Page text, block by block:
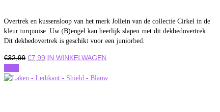
Overtrek en kussensloop van het merk Jollein van de collectie Cirkel in de
kleur turquoise. Uw (B)engel kan heerlijk slapen met dit dekbedovertrek.
Dit dekbedovertrek is geschikt voor een juniorbed.
€32,99 Oorspronkelijke
was:
€7,99 Huidige
is:
IN WINKELWAGEN